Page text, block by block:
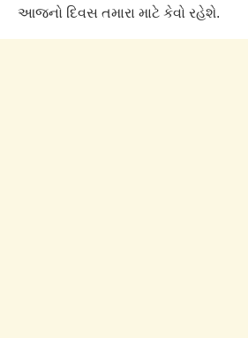
આજનો દિવસ તમારા માટે કેવો રહેશે.